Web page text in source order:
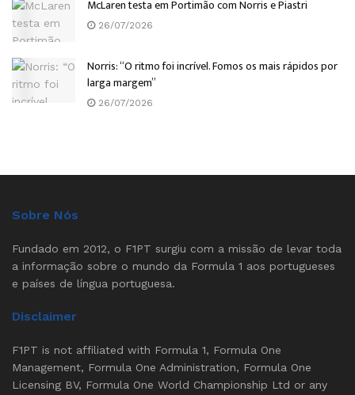
McLaren testa em Portimão com Norris e Piastri
26/07/2026
Norris: “O ritmo foi incrível. Fomos os mais rápidos por
larga margem”
26/07/2026
Sobre Nós
Fundado em 2012, o F1PT surgiu com a missão de levar toda
a informação sobre o mundo da Formula 1 aos portugueses
e países de língua portuguesa.
Disclaimer
F1PT is not affiliated with Formula 1, Formula One
Management, Formula One Administration, Formula One
Licensing BV, Formula One World Championship Ltd or any